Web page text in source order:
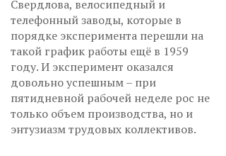
Свердлова, велосипедный и
телефонный заводы, которые в
порядке эксперимента перешли на
такой график работы ещё в 1959
году. И эксперимент оказался
довольно успешным – при
пятидневной рабочей неделе рос не
только объем производства, но и
энтузиазм трудовых коллективов.